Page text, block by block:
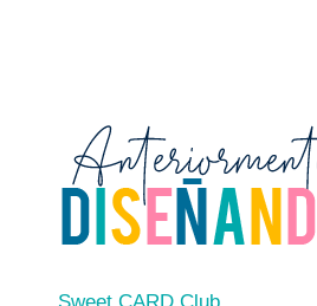
Sweet CARD Club